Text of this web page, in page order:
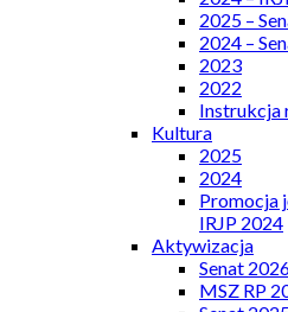
2025 –
2024 –
2023
2022
Instrukcja
Kultura
2025
2024
Promocja
IRJP 2024
Aktywizacja
Senat
MSZ RP